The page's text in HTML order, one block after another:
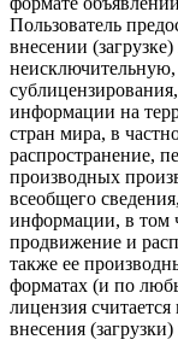
Пользователь
внесении
информации на
стран мира, в
распространение,
производных
всеобщего
информации, в том
продвижение и
также ее
форматах (и по
лицензия
внесения